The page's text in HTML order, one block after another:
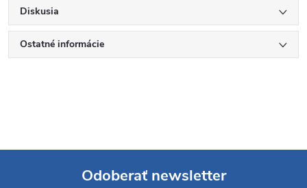
Diskusia
Ostatné informácie
Odoberať newsletter